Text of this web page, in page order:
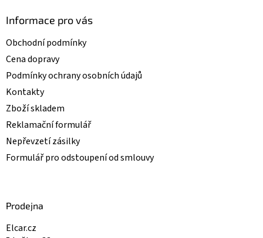
Informace pro vás
Obchodní podmínky
Cena dopravy
Podmínky ochrany osobních údajů
Kontakty
Zboží skladem
Reklamační formulář
Nepřevzetí zásilky
Formulář pro odstoupení od smlouvy
Prodejna
Elcar.cz